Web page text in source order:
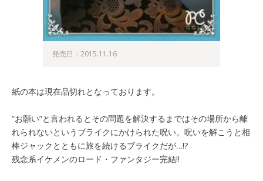
発売日：2015.11.16
紙の本は現在品切れとなっております。
“お願い”と言われるとその問題を解決するまではその場所から離
れられないというブライクにかけられた呪い。呪いを解こうと相
棒ジャックとともに旅を続けるブライクだが…!?
残念系イケメンのロード・ファンタジー完結!!